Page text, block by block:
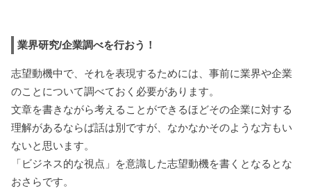
業界研究/企業調べを行おう！
志望動機中で、それを表現するためには、事前に業界や企業
のことについて調べておく必要があります。
文章を書きながら考えることができるほどその企業に対する
理解があるならば話は別ですが、なかなかそのような方もい
ないと思います。
「ビジネス的な視点」を意識した志望動機を書くとなるとな
おさらです。